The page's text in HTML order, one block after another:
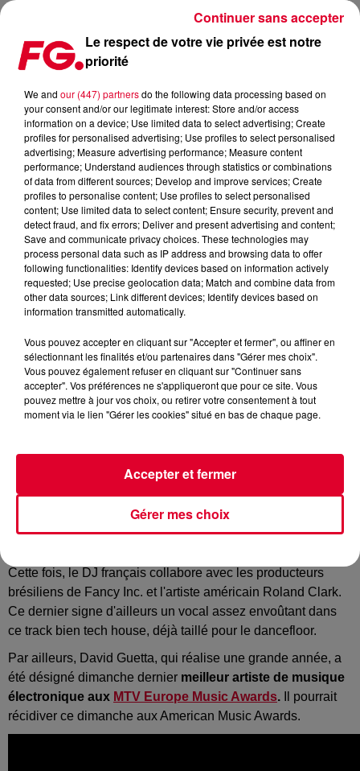
ALIVE, LE NOUVEAU SON DE JACK BACK, L'ALIAS DE DAVID
Publié : 17 novembre 2021 à 9h27 par Antony HARARI
Alive, le nouveau Jack Back
Crédit :Youtube Officiel Sink or Swim
retour. Vous l'aurez compris, on parle bien ici de
Jack Back
I’ve Been Missing You
avec Ferreck Dawn et Guz,
Cette fois, le DJ français collabore avec les producteurs
brésiliens de Fancy Inc. et l'artiste américain Roland Clark.
Ce dernier signe d'ailleurs un vocal assez envoûtant dans
ce track bien tech house, déjà taillé pour le dancefloor.
Par ailleurs, David Guetta, qui réalise une grande année, a
été désigné dimanche dernier meilleur artiste de musique
électronique aux MTV Europe Music Awards. Il pourrait
récidiver ce dimanche aux American Music Awards.
Le respect de votre vie privée est notre
priorité
We and our (447) partnersdo the following data processing based on
your consent and/or our legitimate interest: Store and/or access
information on a device; Use limited data to select advertising; Create
profiles for personalised advertising; Use profiles to select personalised
advertising; Measure advertising performance; Measure content
performance; Understand audiences through statistics or combinations
of data from different sources; Develop and improve services; Create
profiles to personalise content; Use profiles to select personalised
content; Use limited data to select content; Ensure security, prevent and
detect fraud, and fix errors; Deliver and present advertising and content;
Save and communicate privacy choices. These technologies may
process personal data such as IP address and browsing data to offer
following functionalities: Identify devices based on information actively
requested; Use precise geolocation data; Match and combine data from
other data sources; Link different devices; Identify devices based on
information transmitted automatically.
Vous pouvez accepter en cliquant sur "Accepter et fermer", ou affiner en
sélectionnant les finalités et/ou partenaires dans "Gérer mes choix".
Vous pouvez également refuser en cliquant sur "Continuer sans
accepter". Vos préférences ne s'appliqueront que pour ce site. Vous
pouvez mettre à jour vos choix, ou retirer votre consentement à tout
moment via le lien "Gérer les cookies" situé en bas de chaque page.
Gérer mes choix
Accepter et fermer
Continuer sans accepter